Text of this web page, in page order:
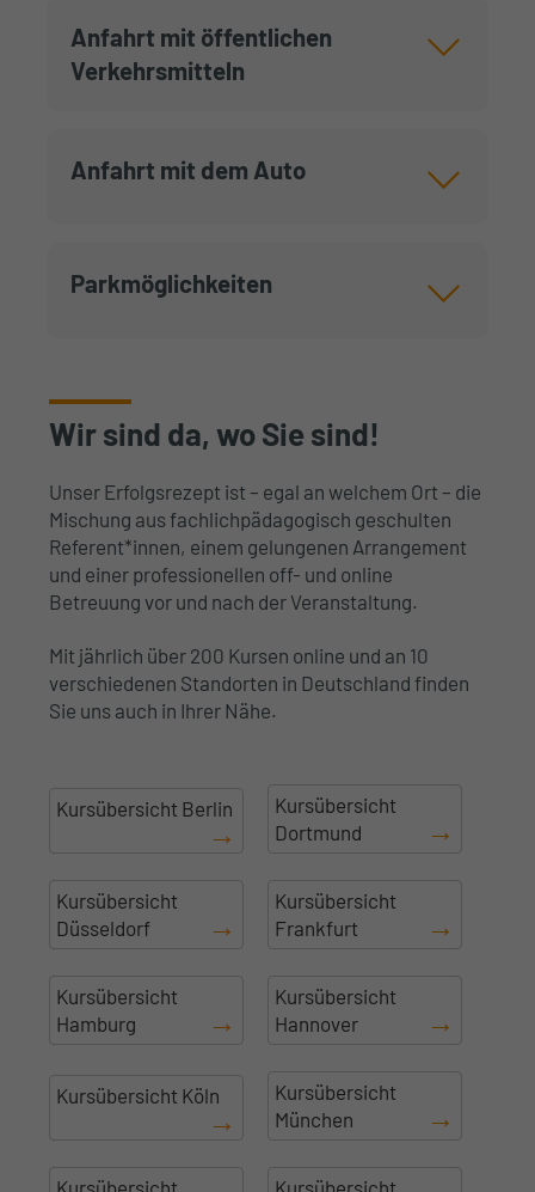
Anfahrt mit öffentlichen
Verkehrsmitteln
Anfahrt mit dem Auto
Parkmöglichkeiten
Wir sind da, wo Sie sind!
Unser Erfolgsrezept ist – egal an welchem Ort – die
Mischung aus fachlichpädagogisch geschulten
Referent*innen, einem gelungenen Arrangement
und einer professionellen off- und online
Betreuung vor und nach der Veranstaltung.
Mit jährlich über 200 Kursen online und an 10
verschiedenen Standorten in Deutschland finden
Sie uns auch in Ihrer Nähe.
Kursübersicht Berlin
Kursübersicht
Dortmund
Kursübersicht
Düsseldorf
Kursübersicht
Frankfurt
Kursübersicht
Hamburg
Kursübersicht
Hannover
Kursübersicht Köln
Kursübersicht
München
Kursübersicht Kursübersicht